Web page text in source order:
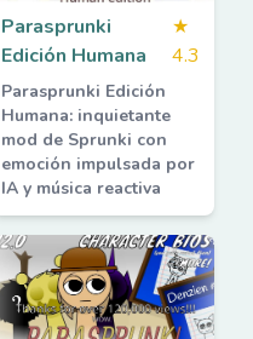
Parasprunki
Edición Humana
★
4.3
Parasprunki Edición
Humana: inquietante
mod de Sprunki con
emoción impulsada por
IA y música reactiva